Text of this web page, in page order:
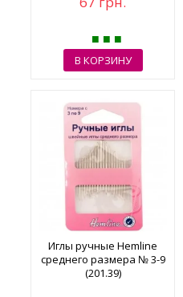
В КОРЗИНУ
Иглы ручные Hemline
среднего размера № 3-9
(201.39)